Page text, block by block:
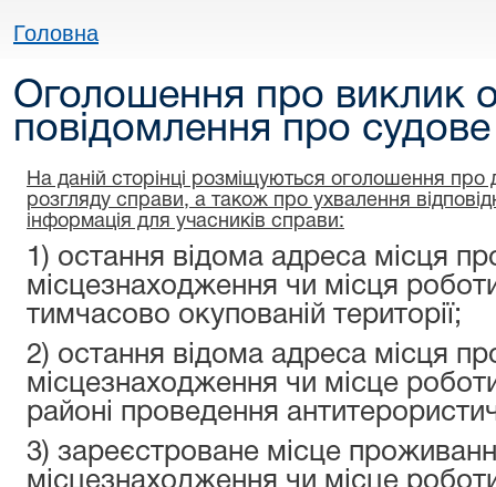
Головна
Оголошення про виклик
повідомлення про
На даній сторінці розміщуються оголошення про
розгляду справи, а також про ухвалення
інформація для учасників справи:
1) остання відома адреса місця
місцезнаходження чи місця
тимчасово окупованій території;
2) остання відома адреса місця
місцезнаходження чи місце
районі проведення
3) зареєстроване місце
місцезнаходження чи місце